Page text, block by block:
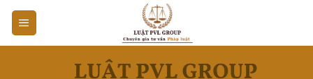
Bỏ
qua
nội